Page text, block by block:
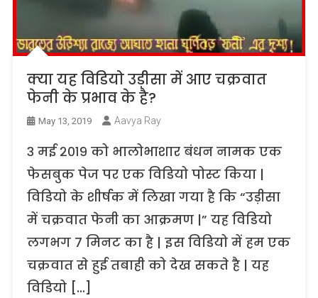
क्या यह विडियो उड़ीसा में आए चक्रवात
फेनी के प्रभाव के है?
May 13, 2019 Aavya Ray
३ मई २०१९ को भालोभाशार बंधन नामक एक
फेसबुक पेज पर एक विडियो पोस्ट किया |
विडियो के शीर्षक में लिखा गया है कि “उड़ीसा
में चक्रवात फेनी का आक्रमण |” यह विडियो
लगभग ७ मिनट का है | इस विडियो में हम एक
चक्रवात से हुई तबाही को देख सकते है | यह
विडियो […]